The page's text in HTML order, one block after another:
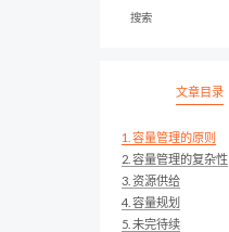
搜索
文章目录
1. 容量管理的原则
2. 容量管理的复杂性
3. 资源供给
4. 容量规划
5. 未完待续